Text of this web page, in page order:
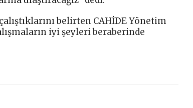
belirten CAHİDE Yönetim
iyi şeyleri beraberinde